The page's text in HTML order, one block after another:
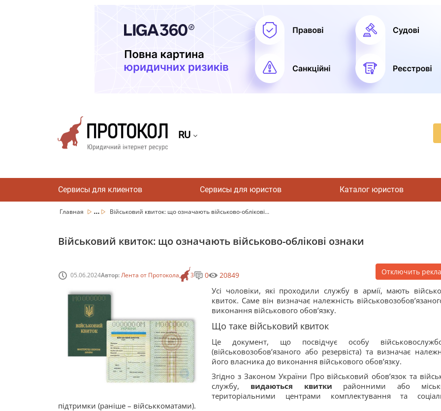
RU
Сервисы для клиентов Сервисы для юристов Каталог юристов
Главная ... Військовий квиток: що означають військово-облікові...
Військовий квиток: що означають військово-облікові ознаки
05.06.2024Автор:Лента от Протокола 3 0 20849 Отключить
Усі чоловіки, які проходили службу в армії, мають
квиток. Саме він визначає належність
виконання військового обов’язку.
Що таке військовий квиток
Це документ, що посвідчує особу
(військовозобов’язаного або резервіста) та визначає
його власника до виконання військового обов’язку.
Згідно з Законом України Про військовий обов’язок та
службу, видаються квитки районними або
територіальними центрами комплектування та
підтримки (раніше – військкоматами).